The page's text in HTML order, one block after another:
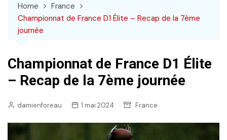
Home
France
Championnat de France D1 Élite – Recap de la 7ème
journée
Championnat de France D1 Élite
– Recap de la 7ème journée
damienforeau 1 mai 2024 France